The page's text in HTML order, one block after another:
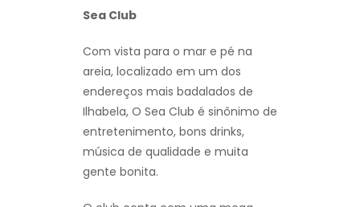
Sea Club
Com vista para o mar e pé na
areia, localizado em um dos
endereços mais badalados de
Ilhabela, O Sea Club é sinônimo de
entretenimento, bons drinks,
música de qualidade e muita
gente bonita.